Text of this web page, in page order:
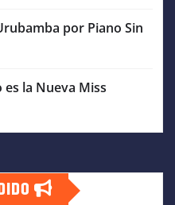
por Piano Sin
la Nueva Miss